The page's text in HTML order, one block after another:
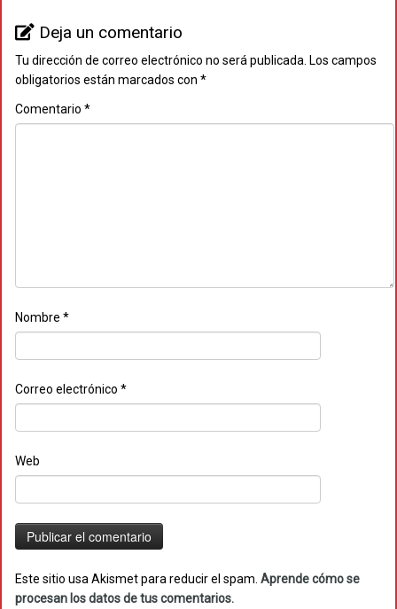
Deja un comentario
Tu dirección de correo electrónico no será publicada. Los campos
obligatorios están marcados con *
Comentario *
Nombre *
Correo electrónico *
Web
Este sitio usa Akismet para reducir el spam. Aprende cómo se
procesan los datos de tus comentarios.